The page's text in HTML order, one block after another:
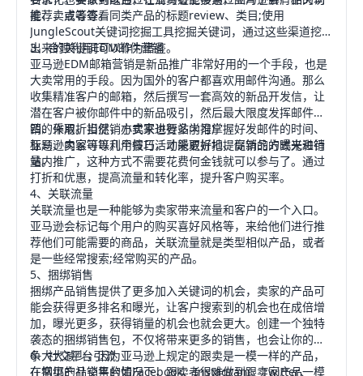
能、卖点等等。
推荐，或者查看同类产品的标题review、类目;使用
JungleScout关键词挖掘工具挖掘关键词，通过这些渠道挖掘
出来的关键词可以作为借鉴。
3、合理利用EDM邮件营销
亚马逊EDM邮箱营销是新品推广非常好用的一个手段，也是
大卖常用的手段。因为国外的客户都喜欢用邮件沟通。那么
收集精准客户的邮箱，然后撰写一套高效的新品开发信，让
潜在客户被你邮件中的新品吸引，然后最大限度发挥邮件营
销的作用。当然，小卖家也要多学习掌握好发邮件的时间、
标题、内容等等几个技巧，才能更好地提高新品的曝光和销
量。
四、采取折扣促销方式来进行站内推广
亚马逊卖家可以利用假日活动采取折扣、促销的方式来进行
站内推广，这种方式不需要花费何金钱就可以参与了。通过
打折和优惠，提高流量和转化率，提升客户购买率。
4、关联流量
关联流量也是一种能够为卖家带来流量和客户的一个入口。
亚马逊会标记每个用户的购买喜好风格等，来给他们进行推
荐他们可能需要的商品，关联流量就是类型相似产品，或者
是一些经常搜索;经常购买的产品。
5、捆绑销售
捆绑产品销售提供了更多加入关键词的机会，卖家的产品可
能会获得更多排名和曝光，让客户搜索到的机会也在成倍增
加，曝光更多，获得销量的机会也就会更大。创建一个独特
袭态的捆绑销售包，不仅将带来更多的销售，也会让你的竞
争大大减少，因为亚马逊上规定的跟卖是一模一样的产品，
在捆绑产品销售的情况下，跟卖者很难做到跟卖家产品一模
6、社交平台引流
在常见的社交平台如Facebook、Instagram、Twitter、